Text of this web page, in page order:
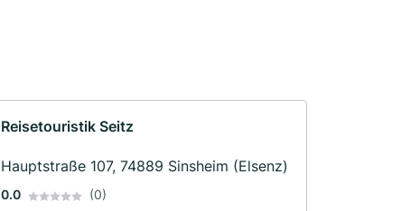
Reisetouristik Seitz
Hauptstraße 107, 74889 Sinsheim (Elsenz)
0.0 (0)